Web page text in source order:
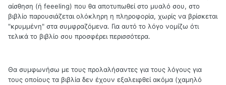
αίσθηση (ή feeeling) που θα αποτυπωθεί στο μυαλό σου, στο
βιβλίο παρουσιάζεται ολόκληρη η πληροφορία, χωρίς να βρίσκεται
"κρυμμένη" στα συμφραζόμενα. Για αυτό το λόγο νομίζω ότι
τελικά το βιβλίο σου προσφέρει περισσότερα.
Θα συμφωνήσω με τους προλαλήσαντες για τους λόγους για
τους οποίους τα βιβλία δεν έχουν εξαλειφθεί ακόμα (χαμηλό